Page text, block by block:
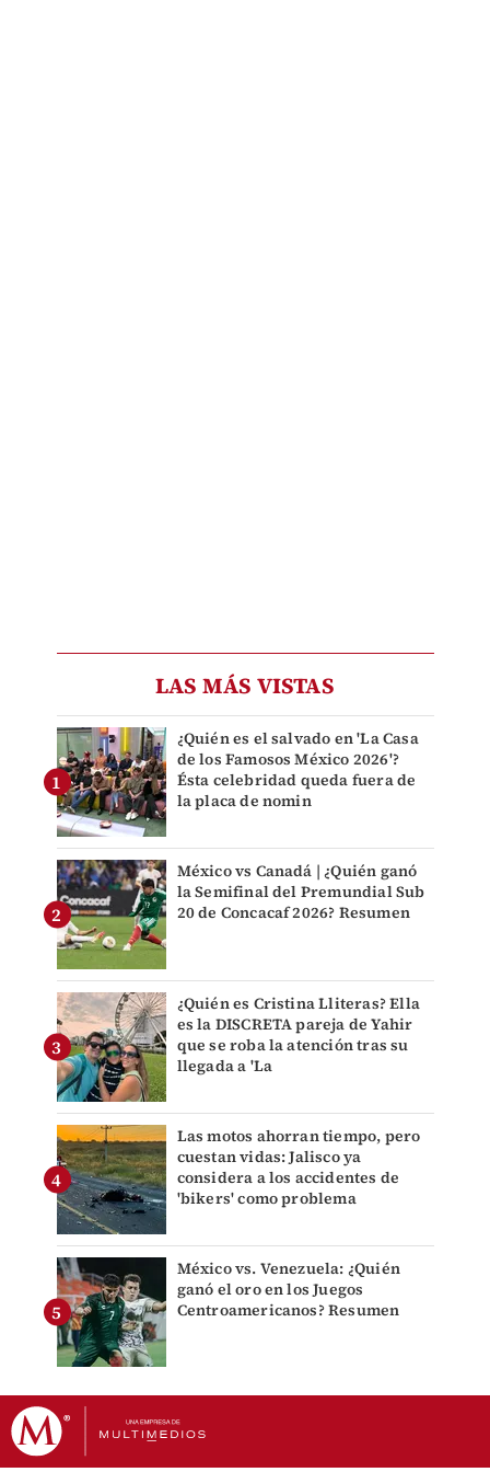
LAS MÁS VISTAS
¿Quién es el salvado en 'La Casa
de los Famosos México 2026'?
Ésta celebridad queda fuera de
la placa de nomin
México vs Canadá | ¿Quién ganó
la Semifinal del Premundial Sub
20 de Concacaf 2026? Resumen
¿Quién es Cristina Lliteras? Ella
es la DISCRETA pareja de Yahir
que se roba la atención tras su
llegada a 'La
Las motos ahorran tiempo, pero
cuestan vidas: Jalisco ya
considera a los accidentes de
'bikers' como problema
México vs. Venezuela: ¿Quién
ganó el oro en los Juegos
Centroamericanos? Resumen